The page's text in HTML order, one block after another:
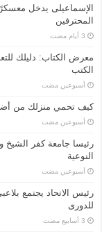
الإسماعیلی یدخل معسكرًا
المحترفين
معرض الكتاب: دليلك
الكتب
‏أسبوعين مضت
كيف تحمي منزلك من
‏أسبوعين مضت
رئيسا جامعة كفر الشيخ
النوعية
‏أسبوعين مضت
رئيس الاتحاد يجتمع
للدورى